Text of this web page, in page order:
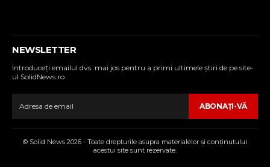
NEWSLETTER
Introduceţi emailul dvs. mai jos pentru a primi ultimele ştiri de pe site-
ul SolidNews.ro
ABONAŢI-VĂ
© Solid News 2026 - Toate drepturile asupra materialelor şi conţinutului
acestui site sunt rezervate.